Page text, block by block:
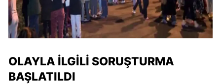
OLAYLA İLGILI SORUŞTURMA
BAŞLATILDI